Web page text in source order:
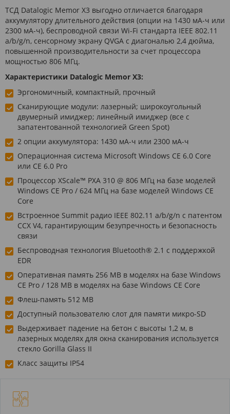
ТСД Datalogic Memor X3 выгодно отличается благодаря
аккумулятору длительного действия (опции на 1430 мА-ч или
2300 мА-ч), беспроводной связи Wi-Fi стандарта IEEE 802.11
a/b/g/n, сенсорному экрану QVGA с диагональю 2,4 дюйма,
повышенной производительности за счет процессора
мощностью 806 МГц.
Характеристики Datalogic Memor X3:
Эргономичный, компактный, прочный
Сканирующие модули: лазерный; широкоугольный
двумерный имиджер; линейный имиджер (все с
запатентованной технологией Green Spot)
2 опции аккумулятора: 1430 мА-ч или 2300 мА-ч
Операционная система Microsoft Windows CE 6.0 Core
или CE 6.0 Pro
Процессор XScale™ PXA 310 @ 806 МГц на базе моделей
Windows CE Pro / 624 МГц на базе моделей Windows CE
Core
Встроенное Summit радио IEEE 802.11 a/b/g/n с патентом
CCX V4, гарантирующим безупречность и безопасность
связи
Беспроводная технология Bluetooth® 2.1 с поддержкой
EDR
Оперативная память 256 MB в моделях на базе Windows
CE Pro / 128 MB в моделях на базе Windows CE Core
Флеш-память 512 MB
Доступный пользователю слот для памяти микро-SD
Выдерживает падение на бетон с высоты 1,2 м, в
лазерных моделях для окна сканирования используется
стекло Gorilla Glass II
Класс защиты IP54